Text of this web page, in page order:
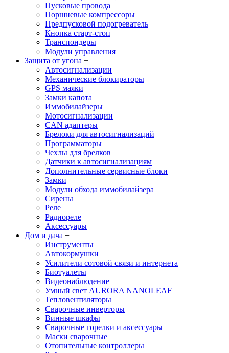
Пусковые провода
Поршневые компрессоры
Предпусковой подогреватель
Кнопка старт-стоп
Транспондеры
Модули управления
Защита от угона +
Автосигнализации
Механические блoкираторы
GPS маяки
Замки капота
Иммобилайзеры
Мотосигнализации
CAN адаптеры
Брелоки для автосигнализаций
Программаторы
Чехлы для брелков
Датчики к автосигнализациям
Дополнительные сервисные блоки
Замки
Модули обхода иммобилайзера
Сирены
Реле
Радиореле
Аксессуары
Дом и дача +
Инструменты
Автокормушки
Усилители сотовой связи и интернета
Биотуалеты
Видеонаблюдение
Умный свет AURORA NANOLEAF
Тепловентиляторы
Сварочные инверторы
Винные шкафы
Сварочные горелки и аксессуары
Маски сварочные
Отопительные контроллеры